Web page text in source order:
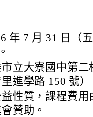
年 7 月 31 日（
立大寮國中第
進學路 150 號
性質，課程費
贊助。